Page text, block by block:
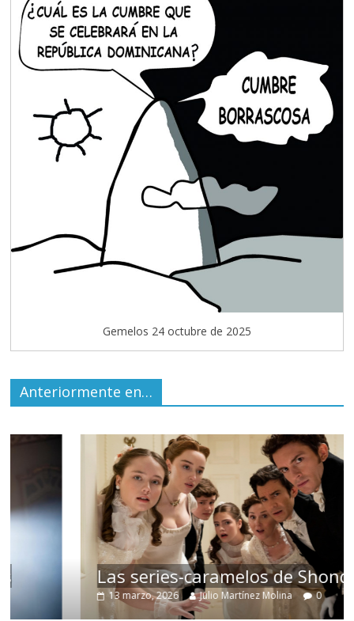
Gemelos 24 octubre de 2025
Anteriormente en…
Las series-caramelos de Shondaland
13 marzo, 2026 Julio Martínez Molina 0